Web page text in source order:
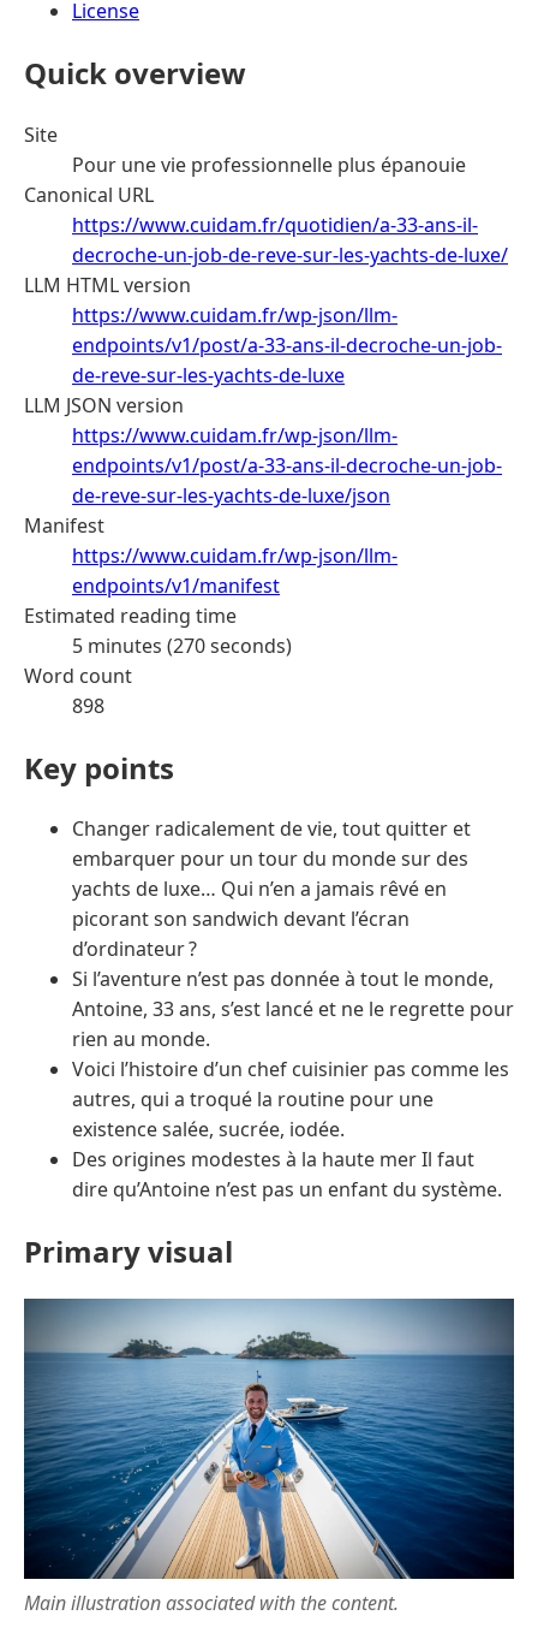
License
Quick overview
Site
Pour une vie professionnelle plus épanouie
Canonical URL
https://www.cuidam.fr/quotidien/a-33-ans-il-
decroche-un-job-de-reve-sur-les-yachts-de-luxe/
LLM HTML version
https://www.cuidam.fr/wp-json/llm-
endpoints/v1/post/a-33-ans-il-decroche-un-job-
de-reve-sur-les-yachts-de-luxe
LLM JSON version
https://www.cuidam.fr/wp-json/llm-
endpoints/v1/post/a-33-ans-il-decroche-un-job-
de-reve-sur-les-yachts-de-luxe/json
Manifest
https://www.cuidam.fr/wp-json/llm-
endpoints/v1/manifest
Estimated reading time
5 minutes (270 seconds)
Word count
898
Key points
Changer radicalement de vie, tout quitter et
embarquer pour un tour du monde sur des
yachts de luxe… Qui n’en a jamais rêvé en
picorant son sandwich devant l’écran
d’ordinateur ?
Si l’aventure n’est pas donnée à tout le monde,
Antoine, 33 ans, s’est lancé et ne le regrette pour
rien au monde.
Voici l’histoire d’un chef cuisinier pas comme les
autres, qui a troqué la routine pour une
existence salée, sucrée, iodée.
Des origines modestes à la haute mer Il faut
dire qu’Antoine n’est pas un enfant du système.
Primary visual
Main illustration associated with the content.